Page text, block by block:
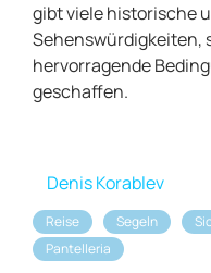
gibt viele historische
Sehenswürdigkeiten,
hervorragende
geschaffen.
Denis Korablev
Reise Segeln
Pantelleria